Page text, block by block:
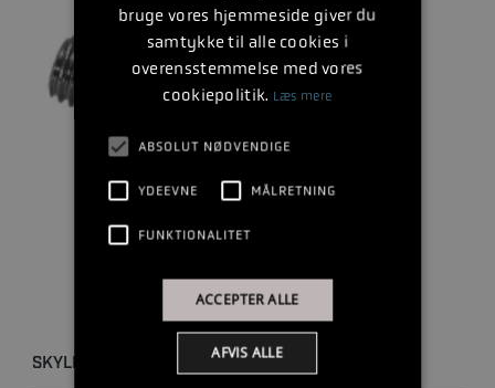
SKYLLESÆT
bruge vores hjemmeside giver du
samtykke til alle cookies i
overensstemmelse med vores
cookiepolitik. Læs mere
ABSOLUT NØDVENDIGE
YDEEVNE MÅLRETNING
FUNKTIONALITET
ACCEPTER ALLE
AFVIS ALLE